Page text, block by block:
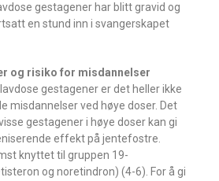
gestagener har blitt gravid og
en stund inn i svangerskapet
og risiko for misdannelser
gestagener er det heller ikke
misdannelser ved høye doser. Det
gestagener i høye doser kan gi
effekt på jentefostre.
knyttet til gruppen 19-
og noretindron) (4-6). For å gi